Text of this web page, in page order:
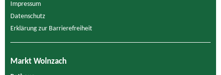
Impressum
Datenschutz
Erklärung zur Barrierefreiheit
Markt Wolnzach